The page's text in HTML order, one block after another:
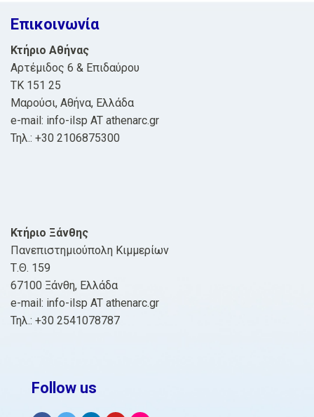
Επικοινωνία
Κτήριο Αθήνας
Αρτέμιδος 6 & Επιδαύρου
ΤΚ 151 25
Μαρούσι, Αθήνα, Ελλάδα
e-mail: info-ilsp AT athenarc.gr
Τηλ.: +30 2106875300
Κτήριο Ξάνθης
Πανεπιστημιούπολη Κιμμερίων
Τ.Θ. 159
67100 Ξάνθη, Ελλάδα
e-mail: info-ilsp AT athenarc.gr
Τηλ.: +30 2541078787
Follow us